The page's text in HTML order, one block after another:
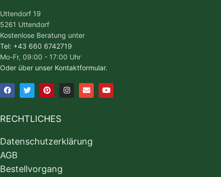
Uttendorf 19
5261 Uttendorf
Kostenlose Beratung unter
Tel: +43 660 6742719
Mo-Fr, 09:00 - 17:00 Uhr
Oder über unser Kontaktformular.
RECHTLICHES
Datenschutzerklärung
AGB
Bestellvorgang